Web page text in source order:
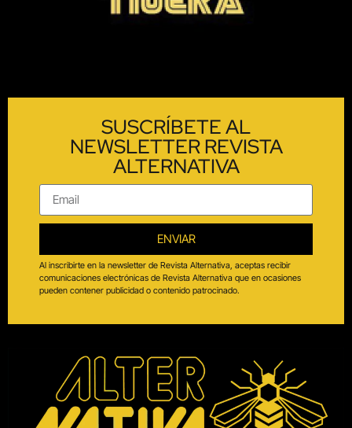
SUSCRÍBETE AL
NEWSLETTER REVISTA
ALTERNATIVA
ENVIAR
Al inscribirte en la newsletter de Revista Alternativa, aceptas recibir
comunicaciones electrónicas de Revista Alternativa que en ocasiones
pueden contener publicidad o contenido patrocinado.